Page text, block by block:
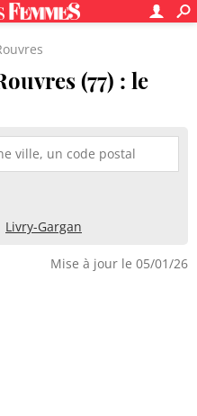
(77) : le
Livry-Gargan
Mise à jour le 05/01/26